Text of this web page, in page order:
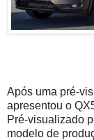
Após uma pré-
apresentou o
Pré-visualizado
modelo de